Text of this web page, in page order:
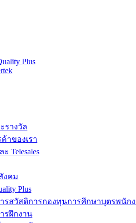
รางวัล
าของเรา
ะ Telesales
งคม
Plus
รสวัสดิการกองทุนการศึกษาบุตรพนัก
รฝึกงาน